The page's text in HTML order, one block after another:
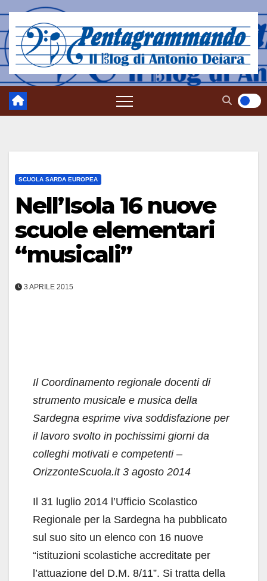
contenuto
SCUOLA SARDA EUROPEA
Nell’Isola 16 nuove
scuole elementari
“musicali”
3 APRILE 2015
Il Coordinamento regionale docenti di
strumento musicale e musica della
Sardegna esprime viva soddisfazione per
il lavoro svolto in pochissimi giorni da
colleghi motivati e competenti –
OrizzonteScuola.it 3 agosto 2014
Il 31 luglio 2014 l’Ufficio Scolastico
Regionale per la Sardegna ha pubblicato
sul suo sito un elenco con 16 nuove
“istituzioni scolastiche accreditate per
l’attuazione del D.M. 8/11”. Si tratta della